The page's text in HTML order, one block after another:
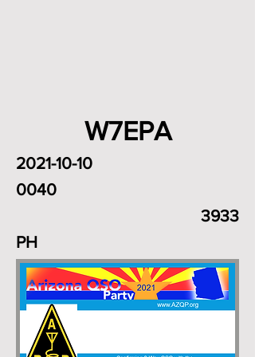
W7EPA
2021-10-10
0040
3933
PH